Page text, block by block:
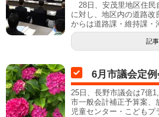
28日、安茂里地区住民
に対し、地区内の道路
からは道路課・維持課・
記
6月市議会定
25日、長野市議会は7億
市一般会計補正予算案、
児童センター・こども